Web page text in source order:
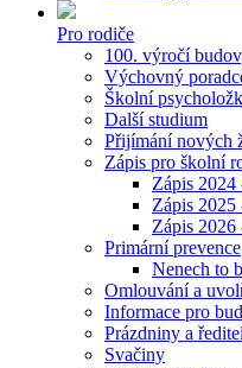
Pro rodiče
100. výročí
Výchovný
Školní
Další studium
Přijímání nových
Zápis pro školní
Zápis 2024
Zápis 2025
Zápis 2026
Primární prevence
Nenech to
Omlouvání a
Informace pro
Prázdniny a
Svačiny